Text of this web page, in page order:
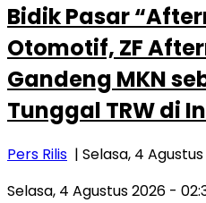
Bidik Pasar
Otomotif, ZF
Gandeng MKN
Tunggal TRW di
Pers Rilis | Selasa, 4
Selasa, 4 Agustus 2026 -